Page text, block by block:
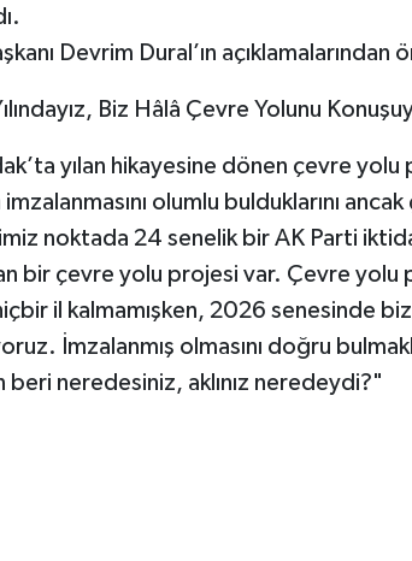
Devrim Dural’ın açıklamalarından
Biz Hâlâ Çevre Yolunu
yılan hikayesine dönen çevre
olumlu bulduklarını
noktada 24 senelik bir AK Parti
bir çevre yolu projesi var. Çevre yolu
il kalmamışken, 2026 senesinde
İmzalanmış olmasını doğru
beri neredesiniz, aklınız neredeydi?"